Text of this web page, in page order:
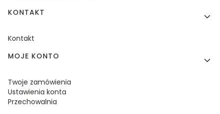
KONTAKT
Kontakt
MOJE KONTO
Twoje zamówienia
Ustawienia konta
Przechowalnia